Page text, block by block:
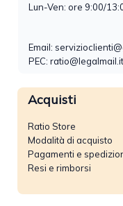
Lun-Ven: ore 9:00/
Email:
PEC: ratio@legalmail.it
Acquisti
Ratio Store
Modalità di acquisto
Pagamenti e
Resi e rimborsi